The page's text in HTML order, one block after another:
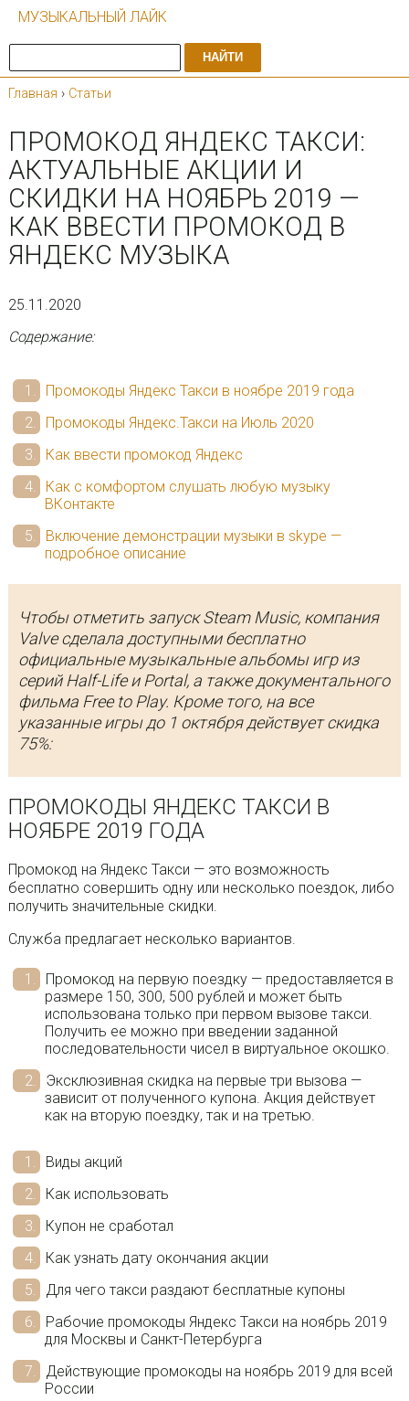
МУЗЫКАЛЬНЫЙ ЛАЙК
НАЙТИ
Главная › Статьи
ПРОМОКОД ЯНДЕКС ТАКСИ:
АКТУАЛЬНЫЕ АКЦИИ И
СКИДКИ НА НОЯБРЬ 2019 —
КАК ВВЕСТИ ПРОМОКОД В
ЯНДЕКС МУЗЫКА
25.11.2020
Содержание:
Промокоды Яндекс Такси в ноябре 2019 года
Промокоды Яндекс.Такси на Июль 2020
Как ввести промокод Яндекс
Как с комфортом слушать любую музыку
ВКонтакте
Включение демонстрации музыки в skype —
подробное описание
Чтобы отметить запуск Steam Music, компания
Valve сделала доступными бесплатно
официальные музыкальные альбомы игр из
серий Half-Life и Portal, а также документального
фильма Free to Play. Кроме того, на все
указанные игры до 1 октября действует скидка
75%:
ПРОМОКОДЫ ЯНДЕКС ТАКСИ В
НОЯБРЕ 2019 ГОДА
Промокод на Яндекс Такси — это возможность
бесплатно совершить одну или несколько поездок, либо
получить значительные скидки.
Служба предлагает несколько вариантов.
Промокод на первую поездку — предоставляется в
размере 150, 300, 500 рублей и может быть
использована только при первом вызове такси.
Получить ее можно при введении заданной
последовательности чисел в виртуальное окошко.
Эксклюзивная скидка на первые три вызова —
зависит от полученного купона. Акция действует
как на вторую поездку, так и на третью.
Виды акций
Как использовать
Купон не сработал
Как узнать дату окончания акции
Для чего такси раздают бесплатные купоны
Рабочие промокоды Яндекс Такси на ноябрь 2019
для Москвы и Санкт-Петербурга
Действующие промокоды на ноябрь 2019 для всей
России